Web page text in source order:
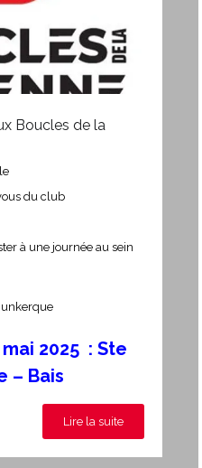
Boucles de la
du club
à une journée au sein
2025 : Ste
– Bais
Lire la suite